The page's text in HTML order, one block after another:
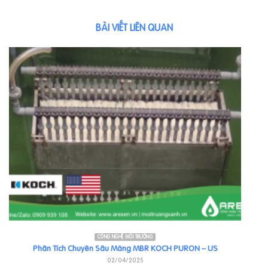
BÀI VIẾT LIÊN QUAN
CÔNG NGHỆ MÔI TRƯỜNG
Phân Tích Chuyên Sâu Màng MBR KOCH PURON – US
02/04/2025